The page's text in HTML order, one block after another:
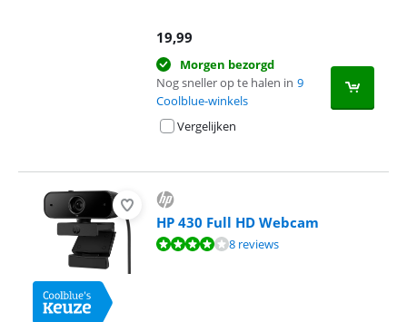
19,99
Morgen bezorgd
Nog sneller op te halen in 9
Coolblue-winkels
Vergelijken
HP 430 Full HD Webcam
Beoordeling is 8,4 van de 10, gebaseerd op 8 reviews.
8 reviews